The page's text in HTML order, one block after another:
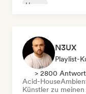
House
N3UX
Playlist-
> 2800
Acid-House
Künstler zu